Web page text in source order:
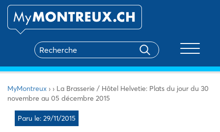
MyMontreux › › La Brasserie / Hôtel Helvetie: Plats du jour du 30
novembre au 05 décembre 2015
Paru le: 29/11/2015